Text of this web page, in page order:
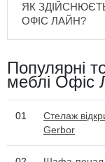
ЯК
ОФІС ЛАЙН?
Популярні
меблі Офіс
01
Стелаж
Gerbor